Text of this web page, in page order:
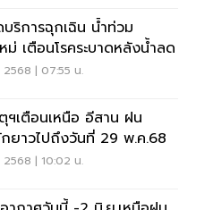
บริการฉุกเฉิน น้ำท่วม
ม่ เตือนโรคระบาดหลังน้ำลด
2568 | 07:55 น.
ฯเตือนเหนือ อีสาน ฝน
ยาวไปถึงวันที่ 29 พ.ค.68
2568 | 10:02 น.